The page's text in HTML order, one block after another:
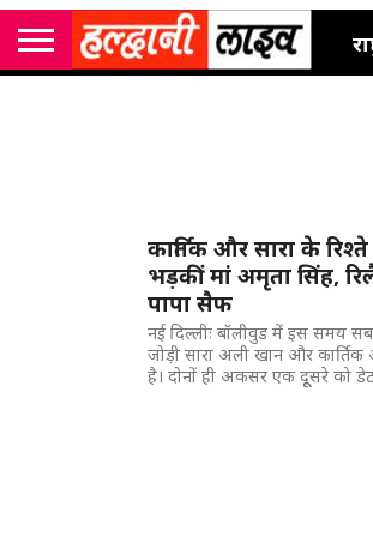
कार्तिक और सारा के
भड़कीं मां अमृता सिंह,
पापा सैफ
नई दिल्लीः बॉलीवुड में इस समय
जोड़ी सारा अली खान और कार्तिक
है। दोनों ही अकसर एक दूूसरे को